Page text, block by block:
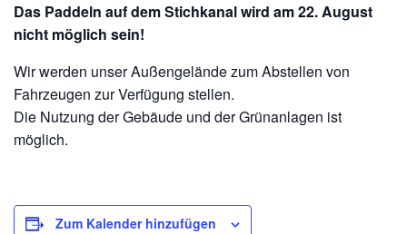
Das Paddeln auf dem Stichkanal wird am 22. August
nicht möglich sein!
Wir werden unser Außengelände zum Abstellen von
Fahrzeugen zur Verfügung stellen.
Die Nutzung der Gebäude und der Grünanlagen ist
möglich.
Zum Kalender hinzufügen